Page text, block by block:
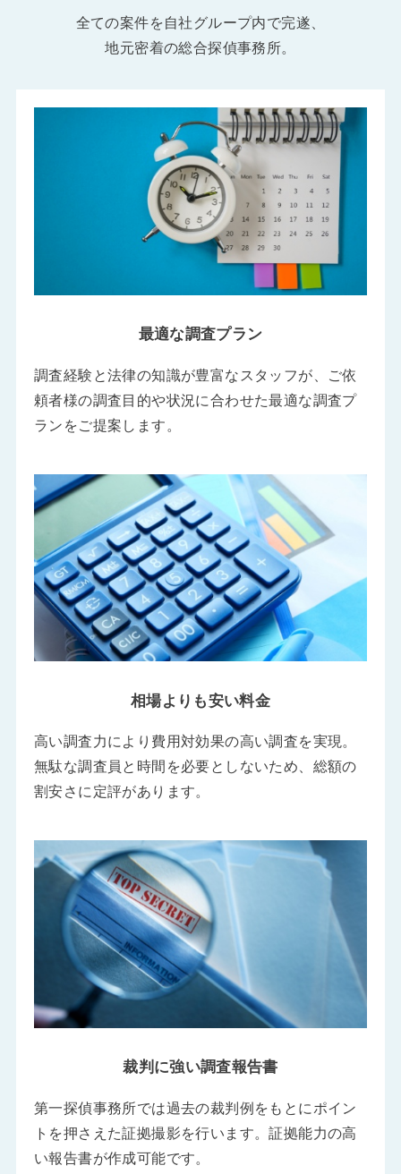
全ての案件を自社グループ内で完遂、
地元密着の総合探偵事務所。
最適な調査プラン
調査経験と法律の知識が豊富なスタッフが、ご依
頼者様の調査目的や状況に合わせた最適な調査プ
ランをご提案します。
相場よりも安い料金
高い調査力により費用対効果の高い調査を実現。
無駄な調査員と時間を必要としないため、総額の
割安さに定評があります。
裁判に強い調査報告書
第一探偵事務所では過去の裁判例をもとにポイン
トを押さえた証拠撮影を行います。証拠能力の高
い報告書が作成可能です。